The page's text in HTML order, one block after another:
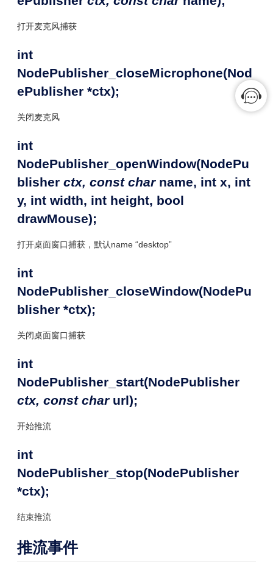
打开麦克风捕获
int
NodePublisher_closeMicrophone(Nod
ePublisher *ctx);
关闭麦克风
int
NodePublisher_openWindow(NodePu
blisher ctx, const char name, int x, int
y, int width, int height, bool
drawMouse);
打开桌面窗口捕获，默认name “desktop”
int
NodePublisher_closeWindow(NodePu
blisher *ctx);
关闭桌面窗口捕获
int
NodePublisher_start(NodePublisher
ctx, const char url);
开始推流
int
NodePublisher_stop(NodePublisher
*ctx);
结束推流
推流事件